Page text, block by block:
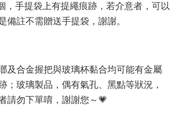
，手提袋上有提繩痕跡，若介意者，可以
備註不需贈送手提袋，謝謝。
及合金握把與玻璃杯黏合均可能有金屬
；玻璃製品，偶有氣孔、黑點等狀況，
請勿下單唷，謝謝您～💗